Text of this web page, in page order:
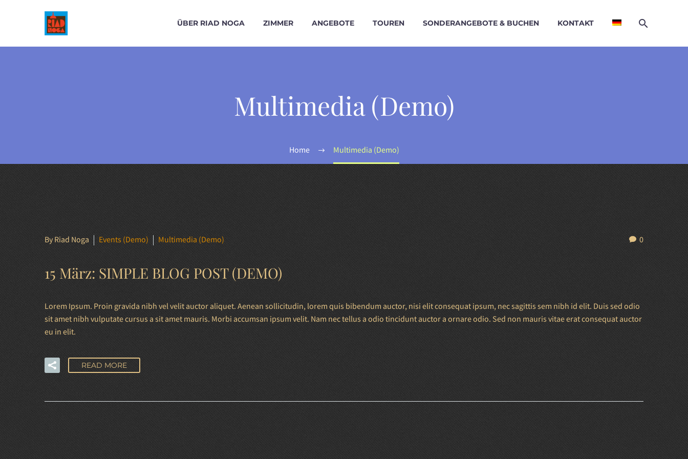
ÜBER RIAD NOGA ZIMMER ANGEBOTE TOUREN SONDERANGEBOTE & BUCHEN KONTAKT
Multimedia (Demo)
Home Multimedia (Demo)
0
By Riad Noga Events (Demo) Multimedia (Demo)
15 März: SIMPLE BLOG POST (DEMO)
Lorem Ipsum. Proin gravida nibh vel velit auctor aliquet. Aenean sollicitudin, lorem quis bibendum auctor, nisi elit consequat ipsum, nec sagittis sem nibh id elit. Duis sed odio
sit amet nibh vulputate cursus a sit amet mauris. Morbi accumsan ipsum velit. Nam nec tellus a odio tincidunt auctor a ornare odio. Sed non mauris vitae erat consequat auctor
eu in elit.
READ MORE